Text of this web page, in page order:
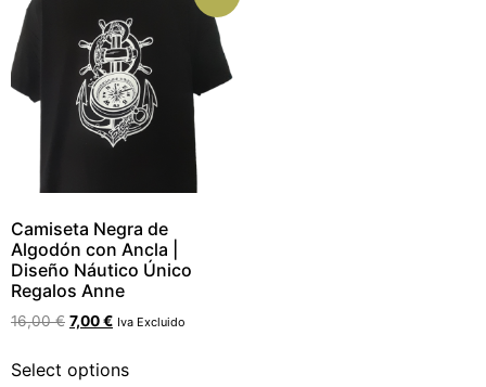
Camiseta Negra de
Algodón con Ancla |
Diseño Náutico Único
Regalos Anne
16,00€ 7,00€ Iva Excluido
Select options